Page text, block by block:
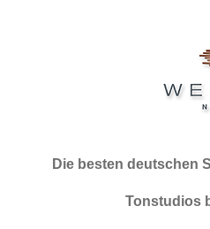
Die besten deutschen
Tonstudios